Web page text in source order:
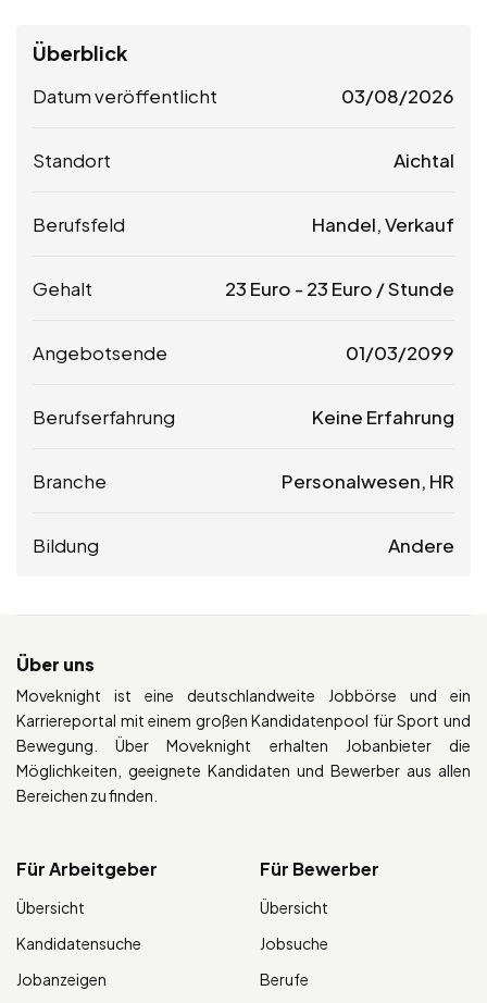
Überblick
Datum veröffentlicht 03/08/2026
Standort Aichtal
Berufsfeld Handel, Verkauf
Gehalt 23 Euro - 23 Euro / Stunde
Angebotsende 01/03/2099
Berufserfahrung Keine Erfahrung
Branche Personalwesen, HR
Bildung Andere
Über uns
Moveknight ist eine deutschlandweite Jobbörse und ein
Karriereportal mit einem großen Kandidatenpool für Sport und
Bewegung. Über Moveknight erhalten Jobanbieter die
Möglichkeiten, geeignete Kandidaten und Bewerber aus allen
Bereichen zu finden.
Für Arbeitgeber
Übersicht
Kandidatensuche
Jobanzeigen
Für Bewerber
Übersicht
Jobsuche
Berufe